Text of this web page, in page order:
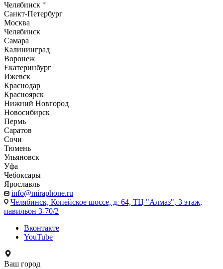
Челябинск
Санкт-Петербург
Москва
Челябинск
Самара
Калининград
Воронеж
Екатеринбург
Ижевск
Краснодар
Красноярск
Нижний Новгород
Новосибирск
Пермь
Саратов
Сочи
Тюмень
Ульяновск
Уфа
Чебоксары
Ярославль
info@miraphone.ru
Челябинск, Копейское шоссе, д. 64, ТЦ "Алмаз", 3 этаж,
павильон 3-70/2
Вконтакте
YouTube
Ваш город